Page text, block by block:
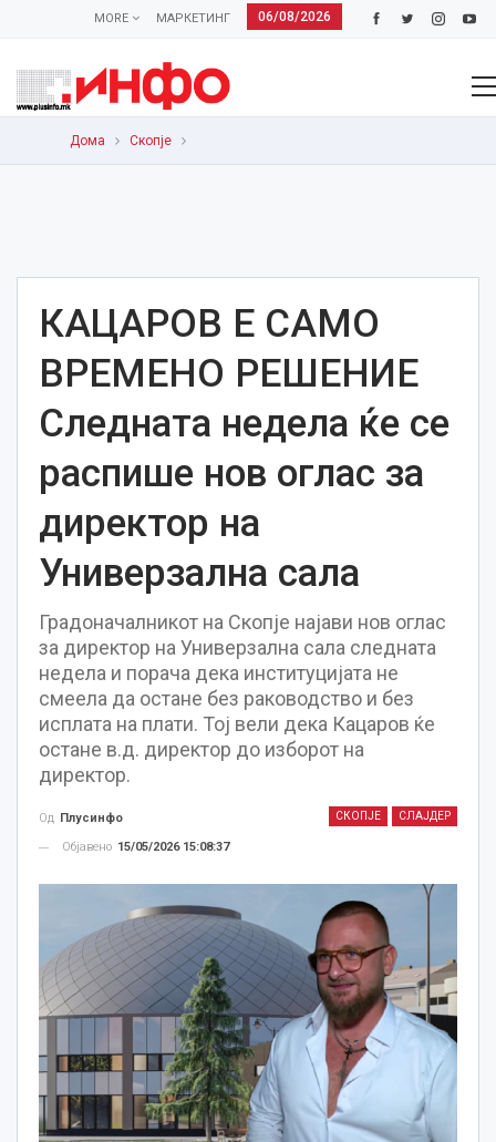
06/08/2026
МАРКЕТИНГ
MORE
Дома Скопје
КАЦАРОВ Е САМО
ВРЕМЕНО РЕШЕНИЕ
Следната недела ќе се
распише нов оглас за
директор на
Универзална сала
Градоначалникот на Скопје најави нов оглас
за директор на Универзална сала следната
недела и порача дека институцијата не
смеела да остане без раководство и без
исплата на плати. Тој вели дека Кацаров ќе
остане в.д. директор до изборот на
директор.
СКОПЈЕ СЛАЈДЕР
Од Плусинфо
Објавено 15/05/2026 15:08:37